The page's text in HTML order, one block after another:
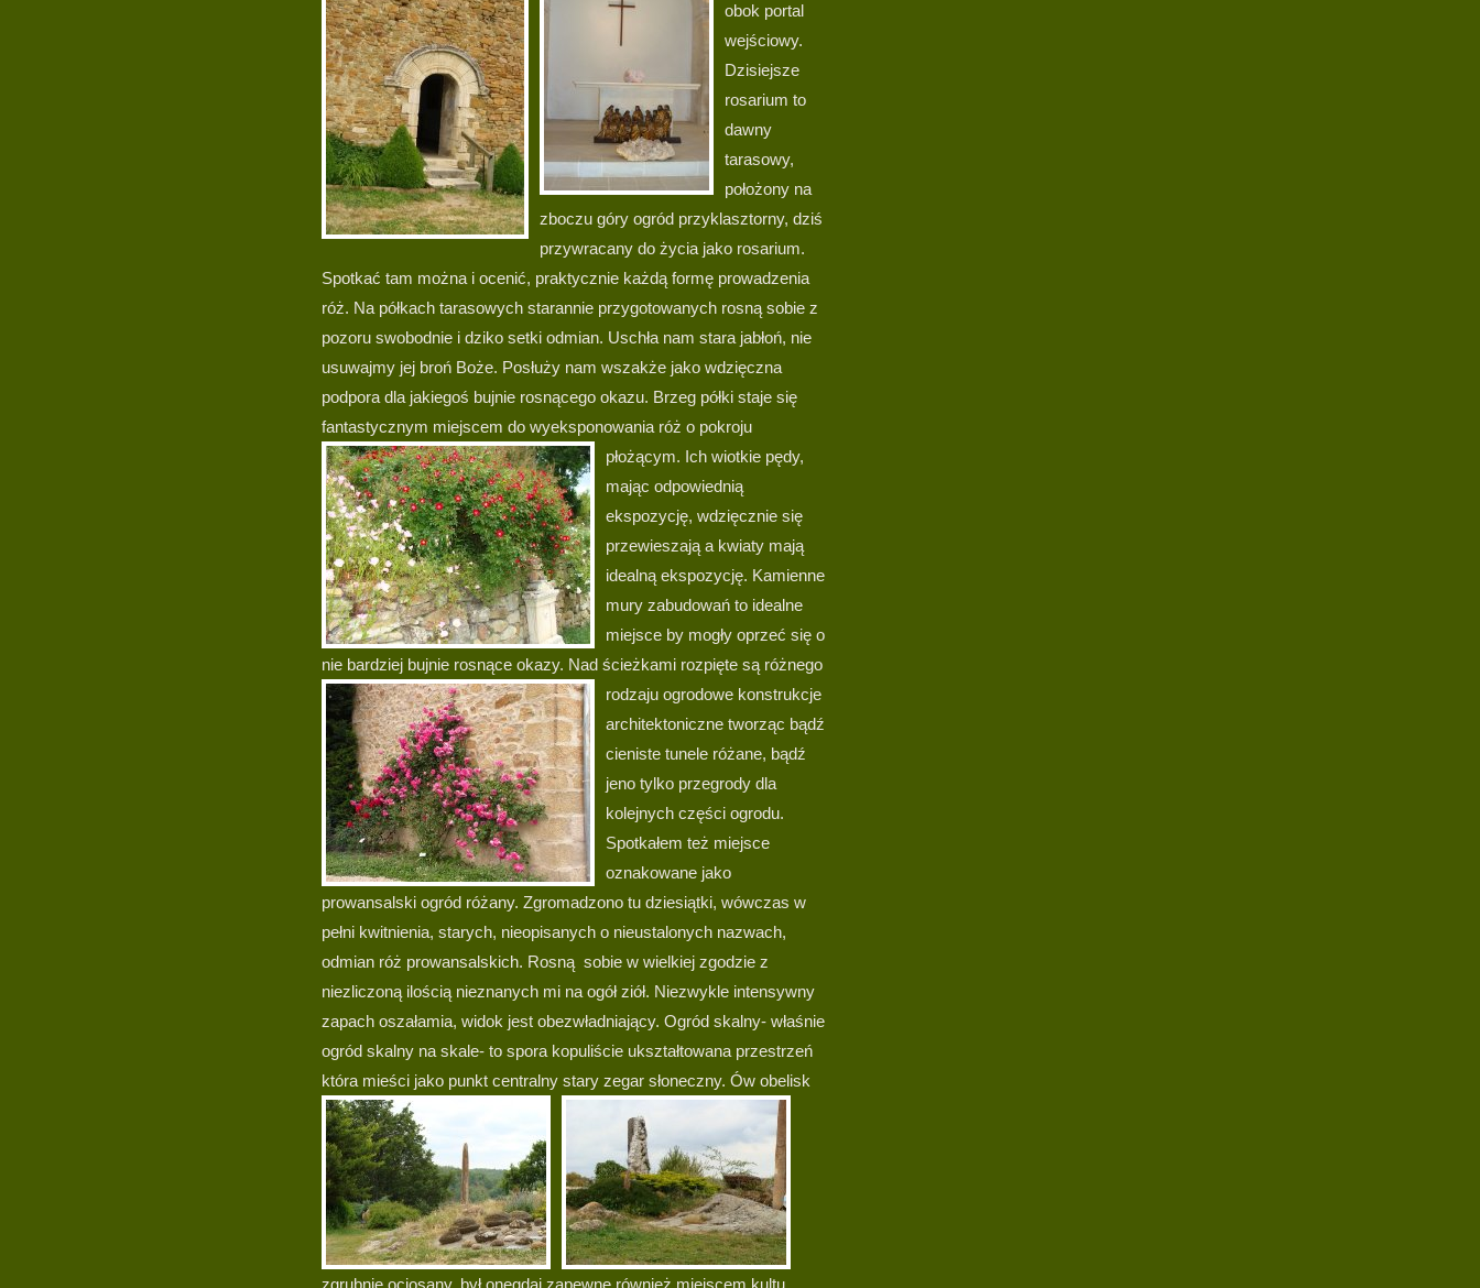
obok portal
wejściowy.
Dzisiejsze
rosarium to
dawny
tarasowy,
położony na
zboczu góry ogród przyklasztorny, dziś
przywracany do życia jako rosarium.
Spotkać tam można i ocenić, praktycznie każdą formę prowadzenia
róż. Na półkach tarasowych starannie przygotowanych rosną sobie z
pozoru swobodnie i dziko setki odmian. Uschła nam stara jabłoń, nie
usuwajmy jej broń Boże. Posłuży nam wszakże jako wdzięczna
podpora dla jakiegoś bujnie rosnącego okazu. Brzeg półki staje się
fantastycznym miejscem do wyeksponowania róż o pokroju
płożącym. Ich wiotkie pędy,
mając odpowiednią
ekspozycję, wdzięcznie się
przewieszają a kwiaty mają
idealną ekspozycję. Kamienne
mury zabudowań to idealne
miejsce by mogły oprzeć się o
nie bardziej bujnie rosnące okazy. Nad ścieżkami rozpięte są różnego
rodzaju ogrodowe konstrukcje
architektoniczne tworząc bądź
cieniste tunele różane, bądź
jeno tylko przegrody dla
kolejnych części ogrodu.
Spotkałem też miejsce
oznakowane jako
prowansalski ogród różany. Zgromadzono tu dziesiątki, wówczas w
pełni kwitnienia, starych, nieopisanych o nieustalonych nazwach,
odmian róż prowansalskich. Rosną sobie w wielkiej zgodzie z
niezliczoną ilością nieznanych mi na ogół ziół. Niezwykle intensywny
zapach oszałamia, widok jest obezwładniający. Ogród skalny- właśnie
ogród skalny na skale- to spora kopuliście ukształtowana przestrzeń
która mieści jako punkt centralny stary zegar słoneczny. Ów obelisk
zgrubnie ociosany, był onegdaj zapewne również miejscem kultu